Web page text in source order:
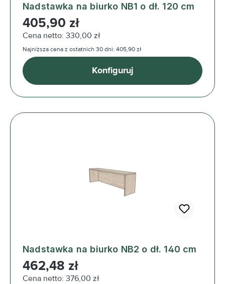
Nadstawka na biurko NB1 o dł. 120 cm
Cena regularna:
405,90 zł
Cena netto: 330,00 zł
Najniższa cena z ostatnich 30 dni: 405,90 zł
Konfiguruj
Nadstawka na biurko NB2 o dł. 140 cm
Cena regularna:
462,48 zł
Cena netto: 376,00 zł